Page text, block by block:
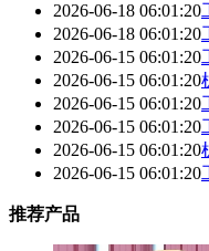
2026-06-18 06:01:20
2026-06-18 06:01:20
2026-06-15 06:01:20
2026-06-15 06:01:20
2026-06-15 06:01:20
2026-06-15 06:01:20
2026-06-15 06:01:20
2026-06-15 06:01:20
推荐产品